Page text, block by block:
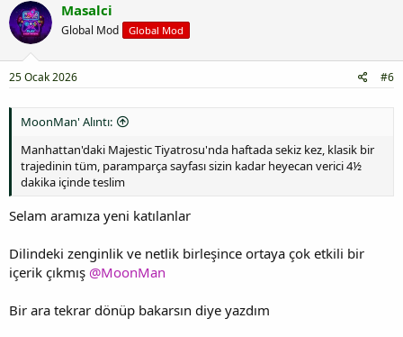
Masalci
Global Mod Global Mod
25 Ocak 2026 #6
MoonMan' Alıntı:
Manhattan'daki Majestic Tiyatrosu'nda haftada sekiz kez, klasik bir
trajedinin tüm, paramparça sayfası sizin kadar heyecan verici 4½
dakika içinde teslim
Selam aramıza yeni katılanlar
Dilindeki zenginlik ve netlik birleşince ortaya çok etkili bir
içerik çıkmış @MoonMan
Bir ara tekrar dönüp bakarsın diye yazdım